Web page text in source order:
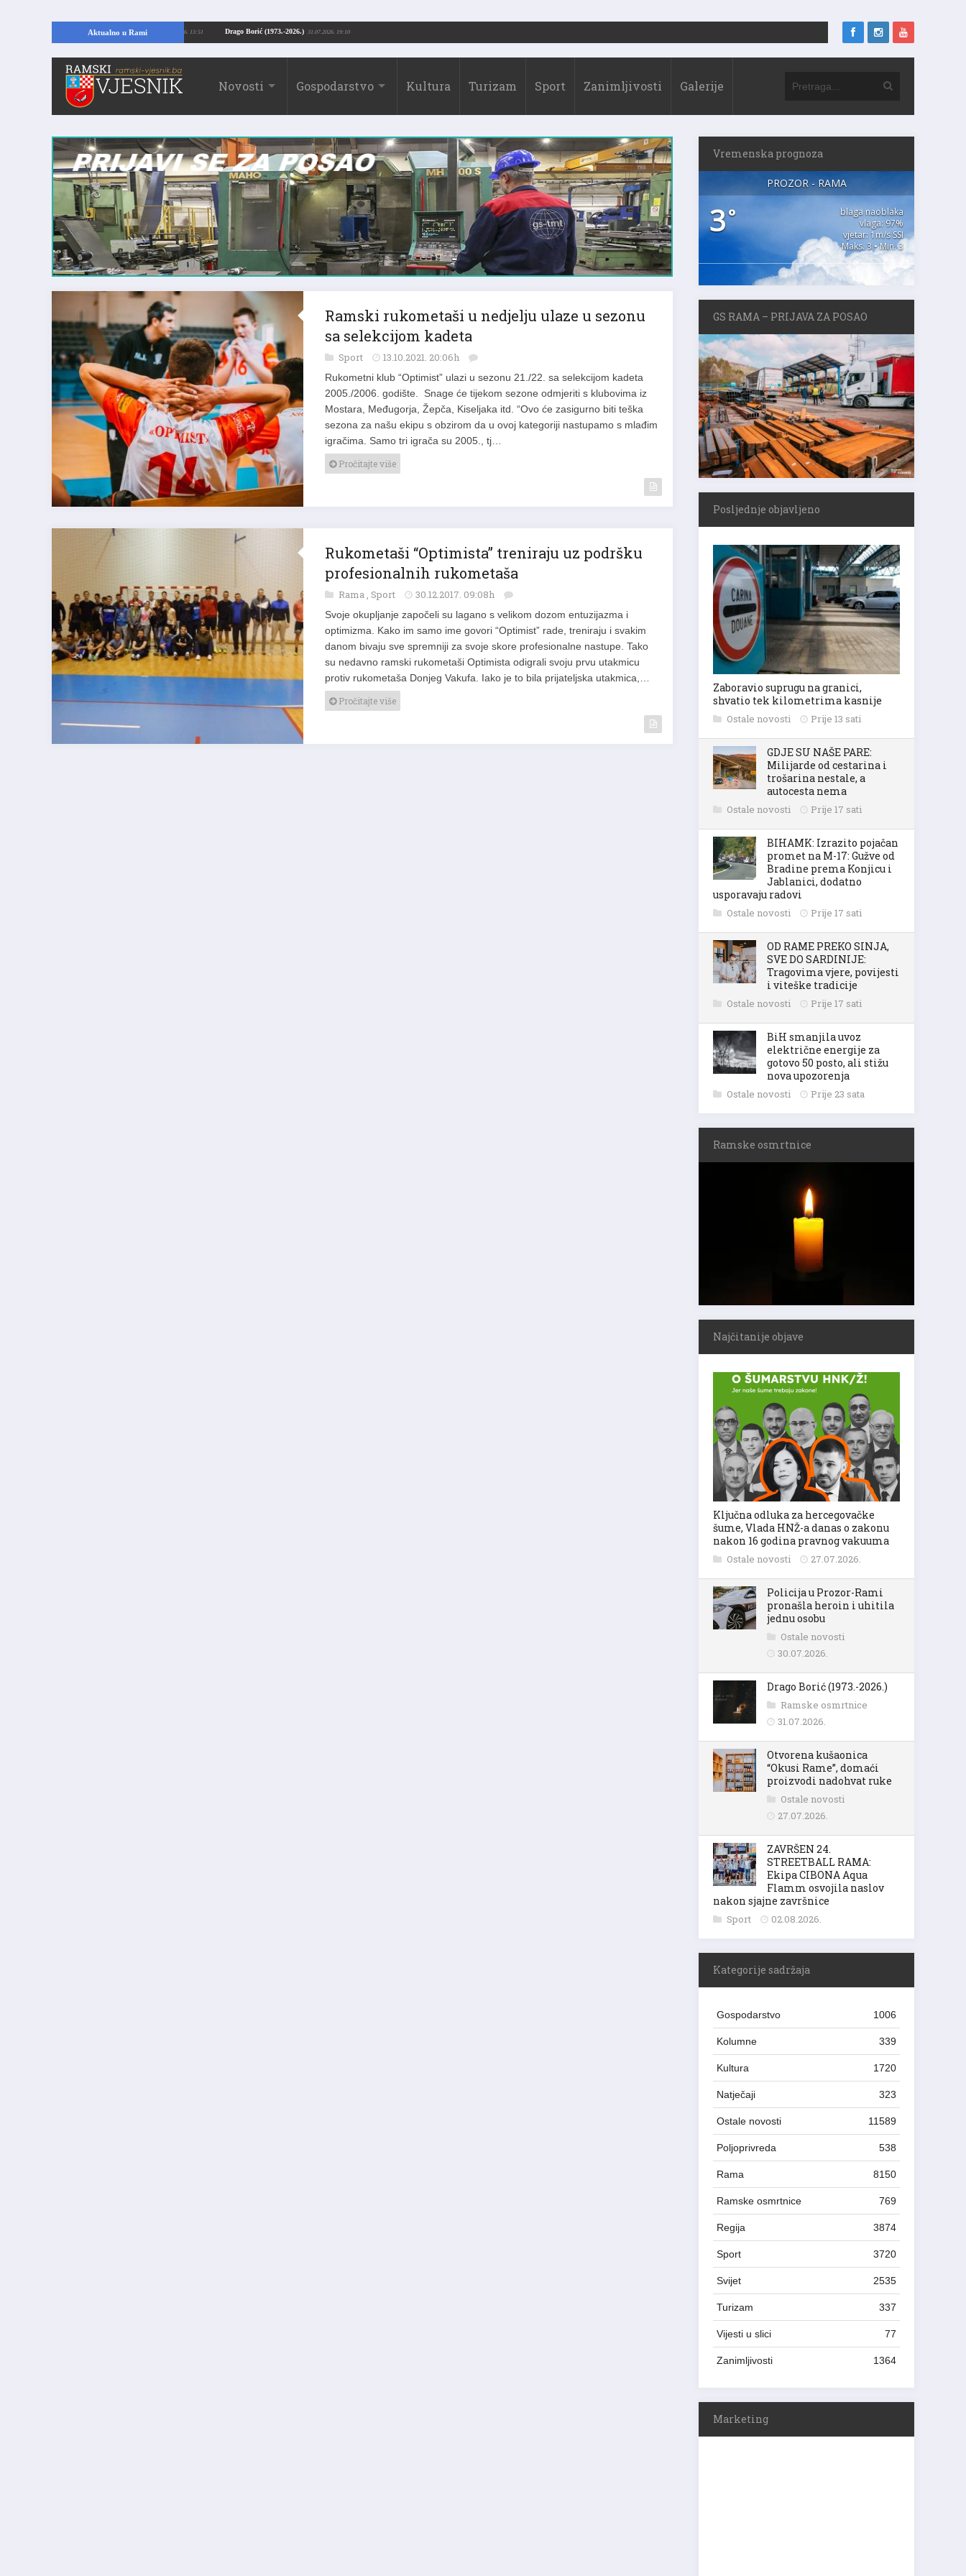
Aktualno u Rami Drago Borić (1973.-2026.) 31.07.2026. 19:10
Kopajući temelje kuće, pronašao vrijedne arheološke ostatke 24.07.2026. 13:51
Novosti Gospodarstvo Kultura Turizam Sport Zanimljivosti Galerije
Ramski rukometaši u nedjelju ulaze u sezonu
sa selekcijom kadeta
Sport 13.10.2021. 20:06h
Rukometni klub “Optimist” ulazi u sezonu 21./22. sa selekcijom kadeta
2005./2006. godište. Snage će tijekom sezone odmjeriti s klubovima iz
Mostara, Međugorja, Žepča, Kiseljaka itd. “Ovo će zasigurno biti teška
sezona za našu ekipu s obzirom da u ovoj kategoriji nastupamo s mlađim
igračima. Samo tri igrača su 2005., tj…
Pročitajte više
Rukometaši “Optimista” treniraju uz podršku
profesionalnih rukometaša
Rama, Sport 30.12.2017. 09:08h
Svoje okupljanje započeli su lagano s velikom dozom entuzijazma i
optimizma. Kako im samo ime govori “Optimist” rade, treniraju i svakim
danom bivaju sve spremniji za svoje skore profesionalne nastupe. Tako
su nedavno ramski rukometaši Optimista odigrali svoju prvu utakmicu
protiv rukometaša Donjeg Vakufa. Iako je to bila prijateljska utakmica,…
Pročitajte više
Vremenska prognoza
PROZOR - RAMA
3°
blaga naoblaka
vlaga: 97%
vjetar: 1m/s SSI
Maks. 3 • Min. 3
GS RAMA – PRIJAVA ZA POSAO
Posljednje objavljeno
Zaboravio suprugu na granici,
shvatio tek kilometrima kasnije
Ostale novosti Prije 13 sati
GDJE SU NAŠE PARE:
Milijarde od cestarina i
trošarina nestale, a
autocesta nema
Ostale novosti Prije 17 sati
BIHAMK: Izrazito pojačan
promet na M-17: Gužve od
Bradine prema Konjicu i
Jablanici, dodatno
usporavaju radovi
Ostale novosti Prije 17 sati
OD RAME PREKO SINJA,
SVE DO SARDINIJE:
Tragovima vjere, povijesti
i viteške tradicije
Ostale novosti Prije 17 sati
BiH smanjila uvoz
električne energije za
gotovo 50 posto, ali stižu
nova upozorenja
Ostale novosti Prije 23 sata
Ramske osmrtnice
Najčitanije objave
Ključna odluka za hercegovačke
šume, Vlada HNŽ-a danas o zakonu
nakon 16 godina pravnog vakuuma
Ostale novosti 27.07.2026.
Policija u Prozor-Rami
pronašla heroin i uhitila
jednu osobu
Ostale novosti
30.07.2026.
Drago Borić (1973.-2026.)
Ramske osmrtnice
31.07.2026.
Otvorena kušaonica
“Okusi Rame”, domaći
proizvodi nadohvat ruke
Ostale novosti
27.07.2026.
ZAVRŠEN 24.
STREETBALL RAMA:
Ekipa CIBONA Aqua
Flamm osvojila naslov
nakon sjajne završnice
Sport 02.08.2026.
Kategorije sadržaja
Gospodarstvo 1006
Kolumne 339
Kultura 1720
Natječaji 323
Ostale novosti 11589
Poljoprivreda 538
Rama 8150
Ramske osmrtnice 769
Regija 3874
Sport 3720
Svijet 2535
Turizam 337
Vijesti u slici 77
Zanimljivosti 1364
Marketing